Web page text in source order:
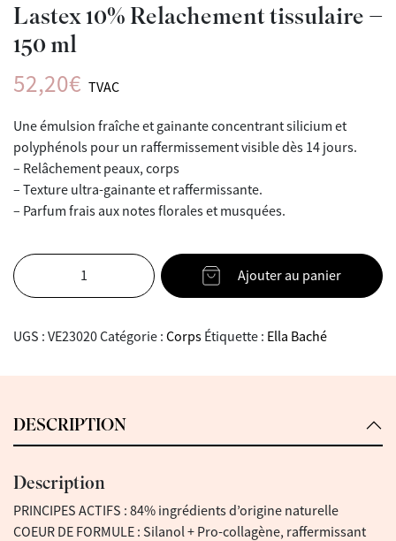
Lastex 10% Relachement tissulaire –
150 ml
52,20€ TVAC
Une émulsion fraîche et gainante concentrant silicium et
polyphénols pour un raffermissement visible dès 14 jours.
– Relâchement peaux, corps
– Texture ultra-gainante et raffermissante.
– Parfum frais aux notes florales et musquées.
Ajouter au panier
UGS : VE23020Catégorie : Corps Étiquette : Ella Baché
DESCRIPTION
Description
PRINCIPES ACTIFS : 84% ingrédients d’origine naturelle
COEUR DE FORMULE : Silanol + Pro-collagène, raffermissant